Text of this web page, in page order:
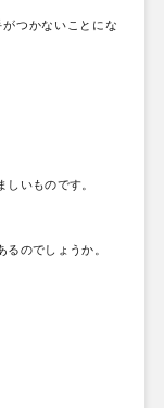
つかないことにな
いものです。
るのでしょうか。